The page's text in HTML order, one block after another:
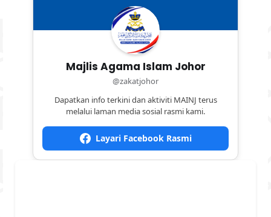
Majlis Agama Islam Johor
@zakatjohor
Dapatkan info terkini dan aktiviti MAINJ terus
melalui laman media sosial rasmi kami.
Layari Facebook Rasmi